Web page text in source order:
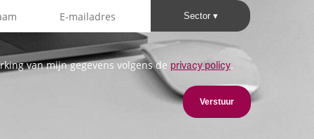
Sector
van mijn gegevens volgens de privacy policy.
Verstuur